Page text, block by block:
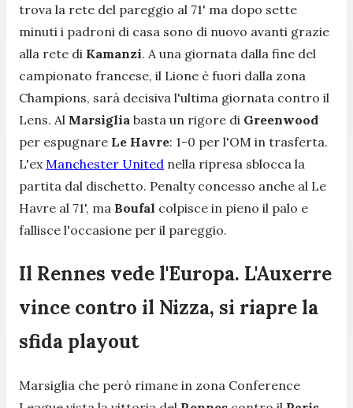
trova la rete del pareggio al 71' ma dopo sette
minuti i padroni di casa sono di nuovo avanti grazie
alla rete di Kamanzi. A una giornata dalla fine del
campionato francese, il Lione è fuori dalla zona
Champions, sarà decisiva l'ultima giornata contro il
Lens. Al Marsiglia basta un rigore di Greenwood
per espugnare Le Havre: 1-0 per l'OM in trasferta.
L'ex Manchester United nella ripresa sblocca la
partita dal dischetto. Penalty concesso anche al Le
Havre al 71', ma Boufal colpisce in pieno il palo e
fallisce l'occasione per il pareggio.
Il Rennes vede l'Europa. L'Auxerre
vince contro il Nizza, si riapre la
sfida playout
Marsiglia che però rimane in zona Conference